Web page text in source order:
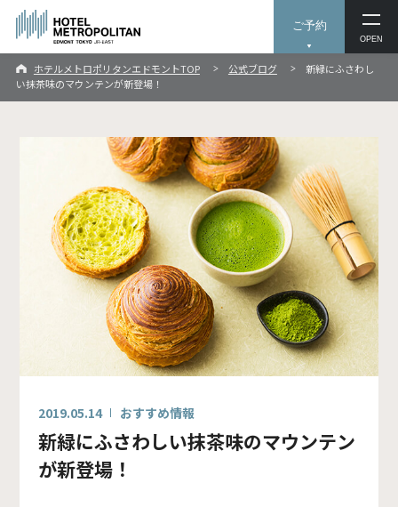
ご予約
OPEN
ホテルメトロポリタンエドモントTOP 公式ブログ
新緑にふさわし
い抹茶味のマウンテンが新登場！
2019.05.14 おすすめ情報
新緑にふさわしい抹茶味のマウンテン
が新登場！